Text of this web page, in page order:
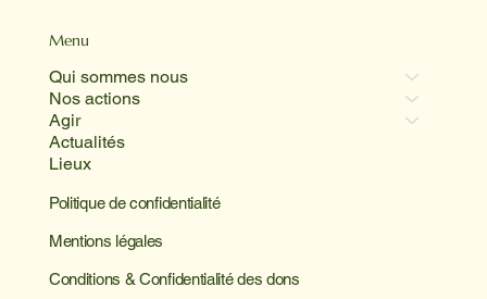
Menu
Qui sommes nous
Nos actions
Agir
Actualités
Lieux
Politique de confidentialité
Mentions légales
Conditions & Confidentialité des dons